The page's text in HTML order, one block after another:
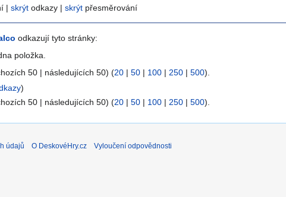
| skrýt odkazy | skrýt přesměrování
odkazují tyto stránky:
položka.
50 | následujících 50) (20 | 50 | 100 | 250 | 500).
)
50 | následujících 50) (20 | 50 | 100 | 250 | 500).
údajů O DeskovéHry.cz Vyloučení odpovědnosti